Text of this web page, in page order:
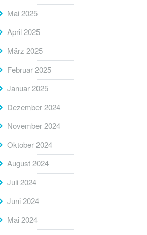
Mai 2025
April 2025
März 2025
Februar 2025
Januar 2025
Dezember 2024
November 2024
Oktober 2024
August 2024
Juli 2024
Juni 2024
Mai 2024